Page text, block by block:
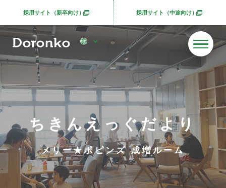
採用サイト（新卒向け）別ウィンドウで開きます 採用サイト（中途向け）別ウィンドウで開きま
ちきんえっぐだより
メリー★ポピンズ 成増ルーム